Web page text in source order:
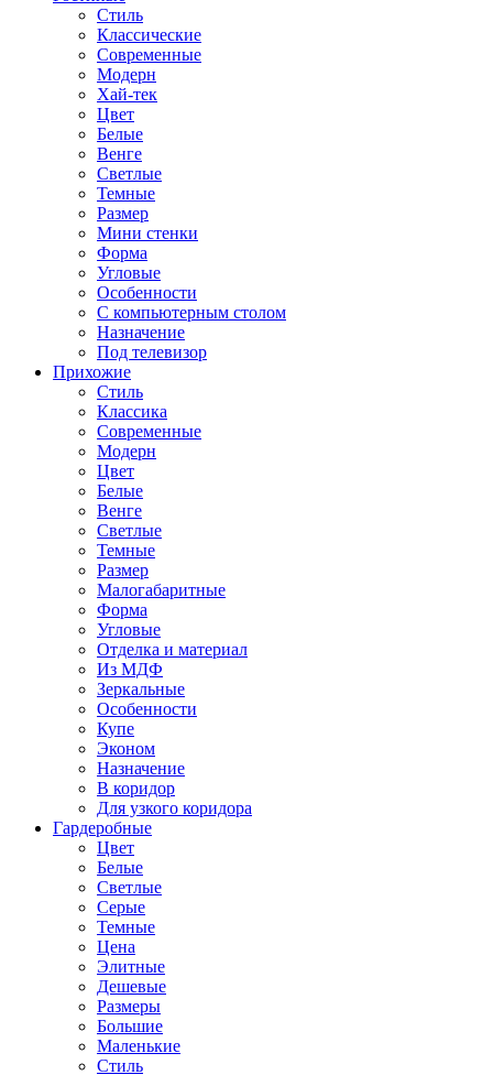
Стиль
Классические
Современные
Модерн
Хай-тек
Цвет
Белые
Венге
Светлые
Темные
Размер
Мини стенки
Форма
Угловые
Особенности
С компьютерным столом
Назначение
Под телевизор
Прихожие
Стиль
Классика
Современные
Модерн
Цвет
Белые
Венге
Светлые
Темные
Размер
Малогабаритные
Форма
Угловые
Отделка и материал
Из МДФ
Зеркальные
Особенности
Купе
Эконом
Назначение
В коридор
Для узкого коридора
Гардеробные
Цвет
Белые
Светлые
Серые
Темные
Цена
Элитные
Дешевые
Размеры
Большие
Маленькие
Стиль